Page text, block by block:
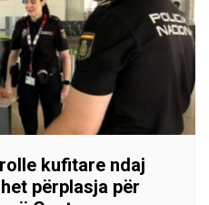
kufitare ndaj
përplasja për